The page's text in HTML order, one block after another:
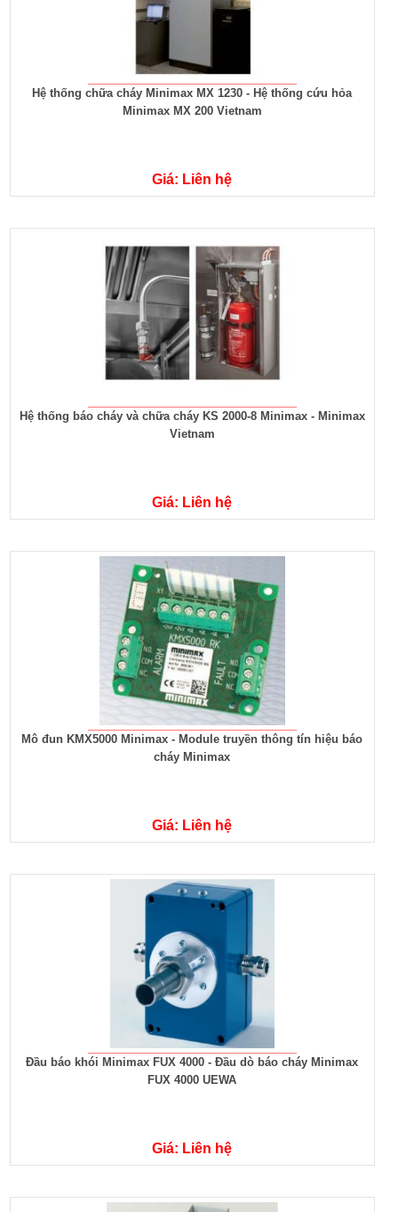
Hệ thống chữa cháy Minimax MX 1230 - Hệ thống cứu hỏa
Minimax MX 200 Vietnam
Giá: Liên hệ
Hệ thống báo cháy và chữa cháy KS 2000-8 Minimax - Minimax
Vietnam
Giá: Liên hệ
Mô đun KMX5000 Minimax - Module truyền thông tín hiệu báo
cháy Minimax
Giá: Liên hệ
Đầu báo khói Minimax FUX 4000 - Đầu dò báo cháy Minimax
FUX 4000 UEWA
Giá: Liên hệ